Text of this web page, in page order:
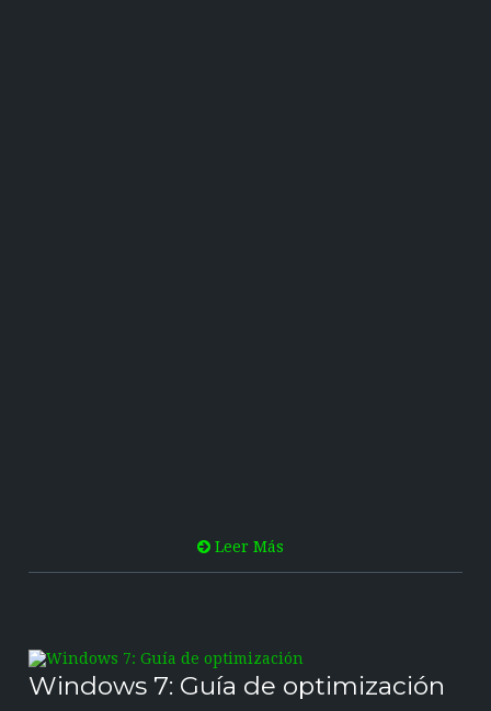
Leer Más
Windows 7: Guía de optimización